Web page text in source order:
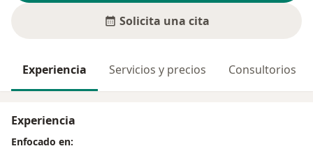
Solicita una cita
Experiencia Servicios y precios Consultorios
Experiencia
Enfocado en: